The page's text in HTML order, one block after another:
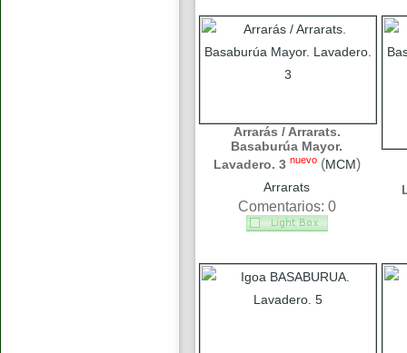
Arrarás / Arrarats.
Basaburúa Mayor.
Lavadero. 3 nuevo (MCM)
Arrarats
Comentarios: 0